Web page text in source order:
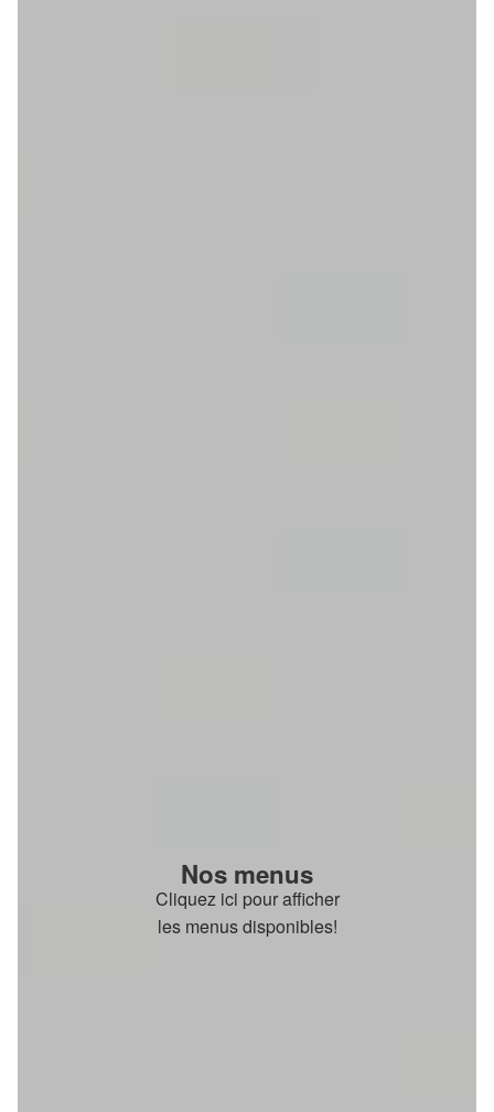
Nos menus
Cliquez ici pour afficher
les menus disponibles!